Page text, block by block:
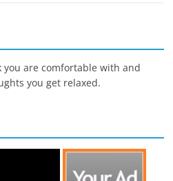
are comfortable with and
you get relaxed.